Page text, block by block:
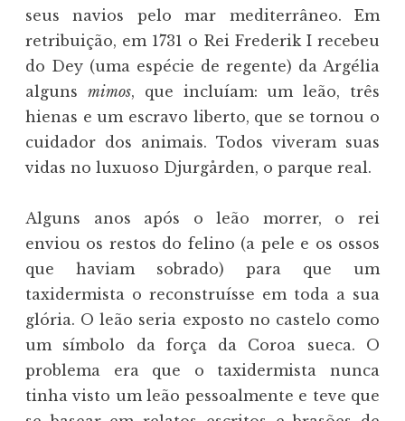
seus navios pelo mar mediterrâneo. Em
retribuição, em 1731 o Rei Frederik I recebeu
do Dey (uma espécie de regente) da Argélia
alguns mimos, que incluíam: um leão, três
hienas e um escravo liberto, que se tornou o
cuidador dos animais. Todos viveram suas
vidas no luxuoso Djurgården, o parque real.
Alguns anos após o leão morrer, o rei
enviou os restos do felino (a pele e os ossos
que haviam sobrado) para que um
taxidermista o reconstruísse em toda a sua
glória. O leão seria exposto no castelo como
um símbolo da força da Coroa sueca. O
problema era que o taxidermista nunca
tinha visto um leão pessoalmente e teve que